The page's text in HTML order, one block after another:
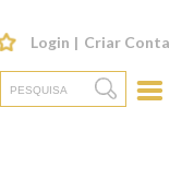
Login Criar Conta